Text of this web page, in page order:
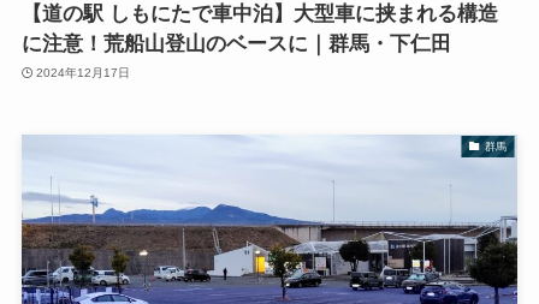
【道の駅 しもにたで車中泊】大型車に挟まれる構造
に注意！荒船山登山のベースに｜群馬・下仁田
2024年12月17日
群馬